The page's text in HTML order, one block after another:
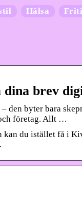
Hälsa
brev
den byter bara
företag. Allt …
du istället få i